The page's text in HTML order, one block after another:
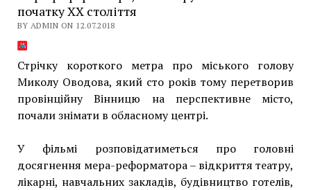
початку ХХ століття
BY ADMIN ON 12.07.2018
Стрічку короткого метра про міського голову
Миколу Оводова, який сто років тому перетворив
провінційну Вінницю на перспективне місто,
почали знімати в обласному центрі.
У фільмі розповідатиметься про головні
досягнення мера-реформатора – відкриття театру,
лікарні, навчальних закладів, будівництво готелів,